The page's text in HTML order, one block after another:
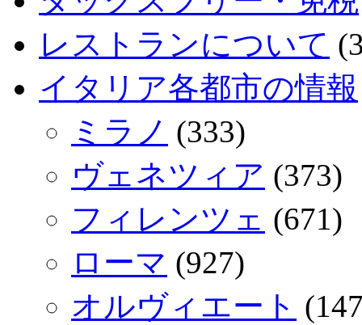
レストランについて
イタリア各都市の情報
ミラノ (333)
ヴェネツィア (373)
フィレンツェ (671)
ローマ (927)
オルヴィエート